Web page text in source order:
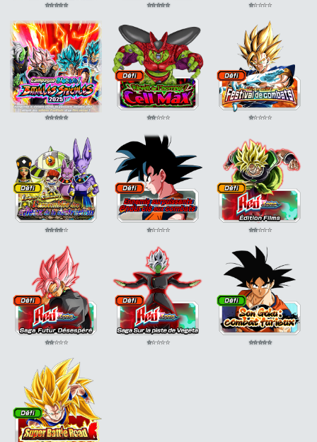
⭐⭐⭐⭐⭐ ⭐⭐⭐⭐⭐ ⭐⭐⭐⭐⭐
⭐⭐⭐⭐⭐ ⭐⭐⭐⭐⭐ ⭐⭐⭐⭐⭐
⭐⭐⭐⭐⭐ ⭐⭐⭐⭐⭐ ⭐⭐⭐⭐⭐
⭐⭐⭐⭐⭐ ⭐⭐⭐⭐⭐ ⭐⭐⭐⭐⭐